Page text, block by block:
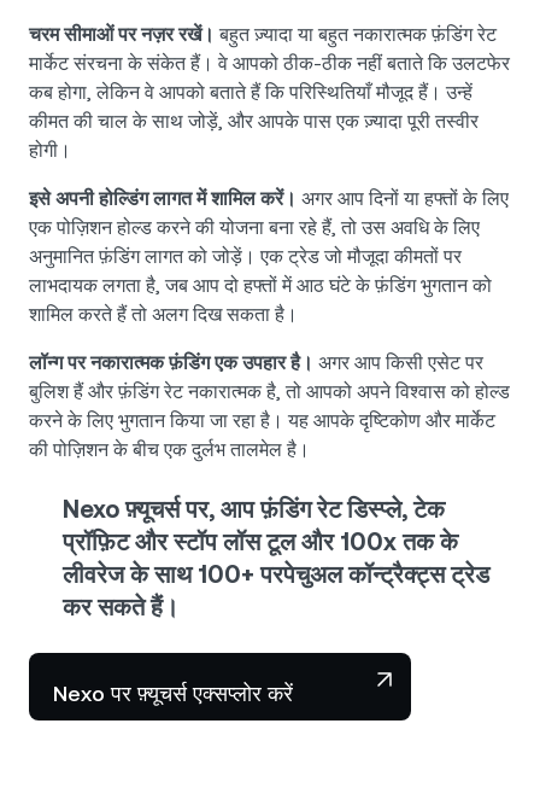
चरम सीमाओं पर नज़र रखें। बहुत ज़्यादा या बहुत नकारात्मक फ़ंडिंग रेट
मार्केट संरचना के संकेत हैं। वे आपको ठीक-ठीक नहीं बताते कि उलटफेर
कब होगा, लेकिन वे आपको बताते हैं कि परिस्थितियाँ मौजूद हैं। उन्हें
कीमत की चाल के साथ जोड़ें, और आपके पास एक ज़्यादा पूरी तस्वीर
होगी।
इसे अपनी होल्डिंग लागत में शामिल करें। अगर आप दिनों या हफ्तों के लिए
एक पोज़िशन होल्ड करने की योजना बना रहे हैं, तो उस अवधि के लिए
अनुमानित फ़ंडिंग लागत को जोड़ें। एक ट्रेड जो मौजूदा कीमतों पर
लाभदायक लगता है, जब आप दो हफ्तों में आठ घंटे के फ़ंडिंग भुगतान को
शामिल करते हैं तो अलग दिख सकता है।
लॉन्ग पर नकारात्मक फ़ंडिंग एक उपहार है। अगर आप किसी एसेट पर
बुलिश हैं और फ़ंडिंग रेट नकारात्मक है, तो आपको अपने विश्वास को होल्ड
करने के लिए भुगतान किया जा रहा है। यह आपके दृष्टिकोण और मार्केट
की पोज़िशन के बीच एक दुर्लभ तालमेल है।
Nexo फ़्यूचर्स पर, आप फ़ंडिंग रेट डिस्प्ले, टेक
प्रॉफ़िट और स्टॉप लॉस टूल और 100x तक के
लीवरेज के साथ 100+ परपेचुअल कॉन्ट्रैक्ट्स ट्रेड
कर सकते हैं।
Nexo पर फ़्यूचर्स एक्सप्लोर करें